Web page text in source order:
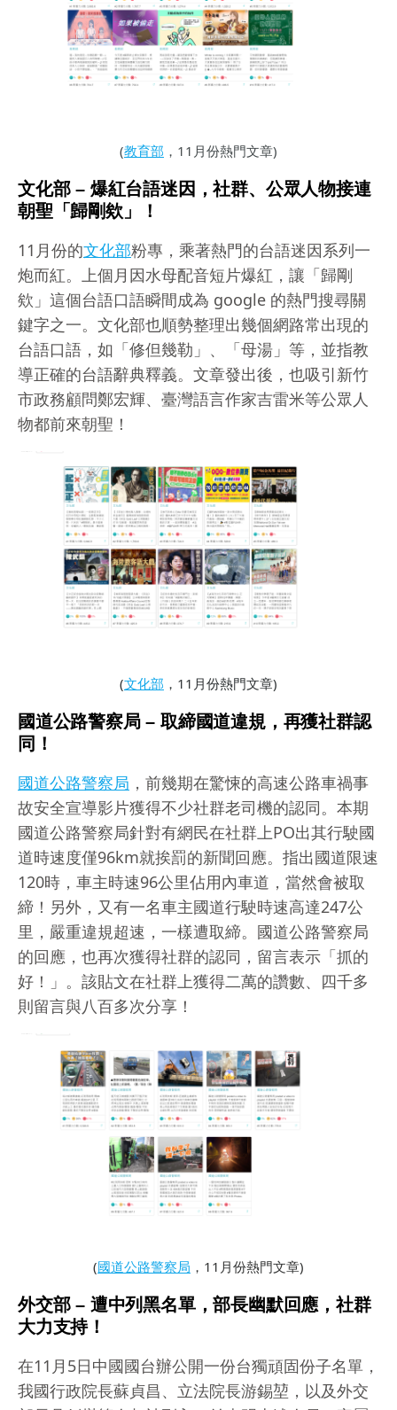
(教育部 ，11月份熱門文章)
文化部 – 爆紅台語迷因，社群、公眾人物接連
朝聖「歸剛欸」！
11月份的文化部粉專，乘著熱門的台語迷因系列一
炮而紅。上個月因水母配音短片爆紅，讓「歸剛
欸」這個台語口語瞬間成為 google 的熱門搜尋關
鍵字之一。文化部也順勢整理出幾個網路常出現的
台語口語，如「修但幾勒」、「母湯」等，並指教
導正確的台語辭典釋義。文章發出後，也吸引新竹
市政務顧問鄭宏輝、臺灣語言作家吉雷米等公眾人
物都前來朝聖！
(文化部 ，11月份熱門文章)
國道公路警察局 – 取締國道違規，再獲社群認
同！
國道公路警察局 ，前幾期在驚悚的高速公路車禍事
故安全宣導影片獲得不少社群老司機的認同。本期
國道公路警察局針對有網民在社群上PO出其行駛國
道時速度僅96km就挨罰的新聞回應。指出國道限速
120時，車主時速96公里佔用內車道，當然會被取
締！另外，又有一名車主國道行駛時速高達247公
里，嚴重違規超速，一樣遭取締。國道公路警察局
的回應，也再次獲得社群的認同，留言表示「抓的
好！」。該貼文在社群上獲得二萬的讚數、四千多
則留言與八百多次分享！
(國道公路警察局 ，11月份熱門文章)
外交部 – 遭中列黑名單，部長幽默回應，社群
大力支持！
在11月5日中國國台辦公開一份台獨頑固份子名單，
我國行政院長蘇貞昌、立法院長游錫堃，以及外交